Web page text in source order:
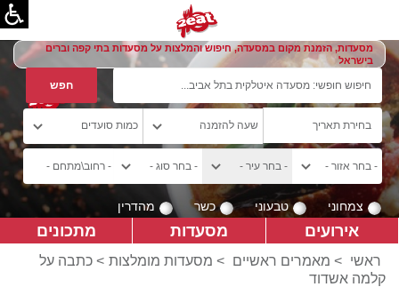
מסעדות, הזמנת מקום במסעדה, חיפוש והמלצות על מסעדות בתי קפה וברים
בישראל
צמחוני טבעוני כשר מהדרין
אירועים מסעדות מתכונים
ראשי > מאמרים ראשיים > מסעדות מומלצות > כתבה על
קלמה אשדוד